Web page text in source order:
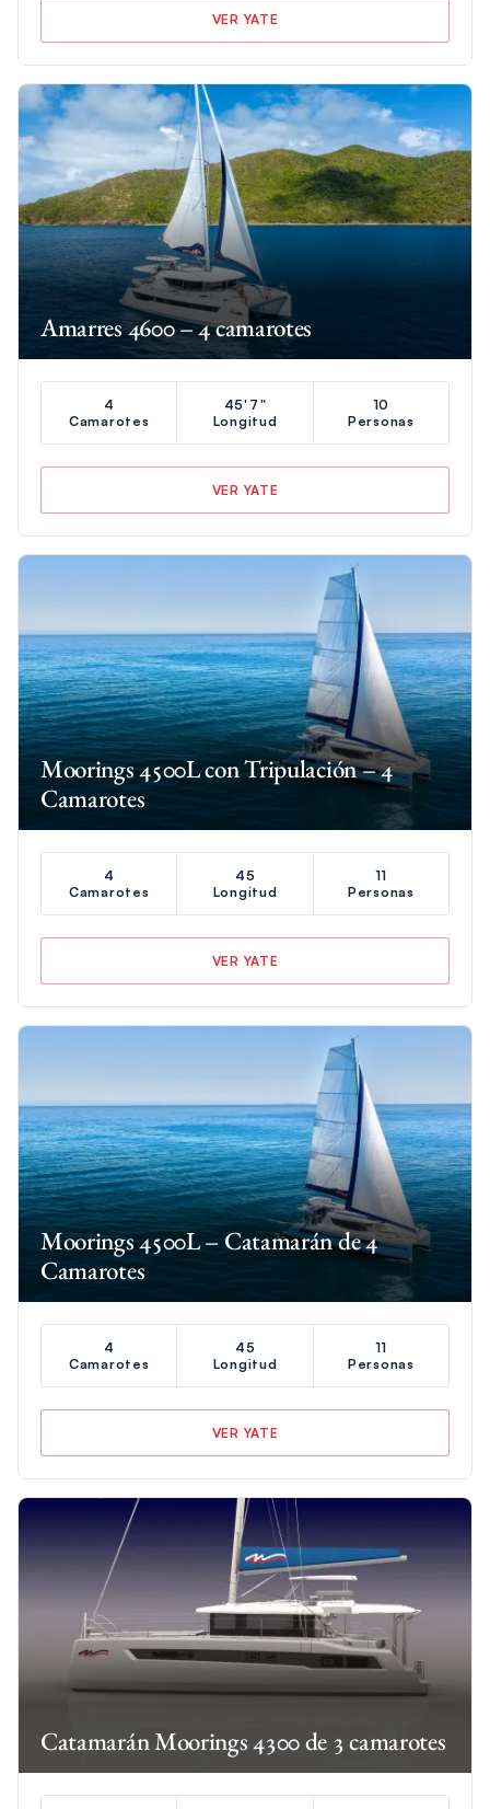
VER YATE
Amarres 4600 – 4 camarotes
4
Camarotes
45'7"
Longitud
10
Personas
VER YATE
Moorings 4500L con Tripulación – 4
Camarotes
4
Camarotes
45
Longitud
11
Personas
VER YATE
Moorings 4500L – Catamarán de 4
Camarotes
4
Camarotes
45
Longitud
11
Personas
VER YATE
Catamarán Moorings 4300 de 3 camarotes